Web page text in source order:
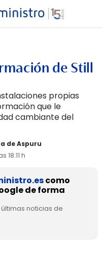
de Still
propias
que le
cambiante del
de Aspuru
18:11 h
como
de forma
noticias de